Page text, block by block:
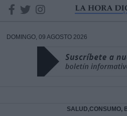
DOMINGO, 09 AGOSTO 2026
SALUD,CONSUMO,
DATOS
Responsable: